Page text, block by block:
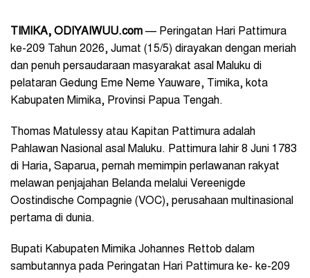
TIMIKA, ODIYAIWUU.com — Peringatan Hari Pattimura
ke-209 Tahun 2026, Jumat (15/5) dirayakan dengan meriah
dan penuh persaudaraan masyarakat asal Maluku di
pelataran Gedung Eme Neme Yauware, Timika, kota
Kabupaten Mimika, Provinsi Papua Tengah.
Thomas Matulessy atau Kapitan Pattimura adalah
Pahlawan Nasional asal Maluku. Pattimura lahir 8 Juni 1783
di Haria, Saparua, pernah memimpin perlawanan rakyat
melawan penjajahan Belanda melalui Vereenigde
Oostindische Compagnie (VOC), perusahaan multinasional
pertama di dunia.
Bupati Kabupaten Mimika Johannes Rettob dalam
sambutannya pada Peringatan Hari Pattimura ke- ke-209